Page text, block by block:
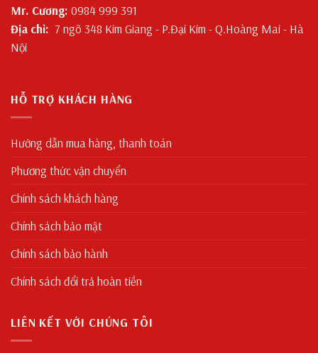
Mr. Cương: 0984 999 391
Địa chỉ: 7 ngõ 348 Kim Giang - P.Đại Kim - Q.Hoàng Mai - Hà
Nội
HỖ TRỢ KHÁCH HÀNG
Hướng dẫn mua hàng, thanh toán
Phương thức vận chuyển
Chính sách khách hàng
Chính sách bảo mật
Chính sách bảo hành
Chính sách đổi trả hoàn tiền
LIÊN KẾT VỚI CHÚNG TÔI